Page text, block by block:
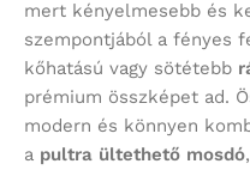
mert kényelmesebb és
szempontjából a fényes
kőhatású vagy sötétebb
prémium összképet ad.
modern és könnyen
a pultra ültethető mosdó